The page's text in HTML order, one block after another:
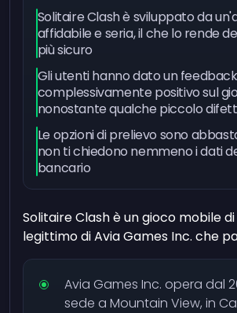
Solitaire Clash è sviluppato da
affidabile e seria, il che lo rende
più sicuro
Gli utenti hanno dato un feedback
complessivamente positivo sul
nonostante qualche piccolo
Le opzioni di prelievo sono
non ti chiedono nemmeno i dati
bancario
Solitaire Clash è un gioco mobile
legittimo di Avia Games Inc. che
Avia Games Inc. opera dal
sede a Mountain View, in